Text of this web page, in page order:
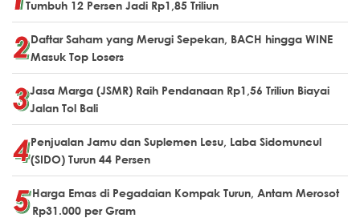
Tumbuh 12 Persen Jadi Rp1,85 Triliun
Daftar Saham yang Merugi Sepekan, BACH hingga WINE
Masuk Top Losers
Jasa Marga (JSMR) Raih Pendanaan Rp1,56 Triliun Biayai
Jalan Tol Bali
Penjualan Jamu dan Suplemen Lesu, Laba Sidomuncul
(SIDO) Turun 44 Persen
Harga Emas di Pegadaian Kompak Turun, Antam Merosot
Rp31.000 per Gram